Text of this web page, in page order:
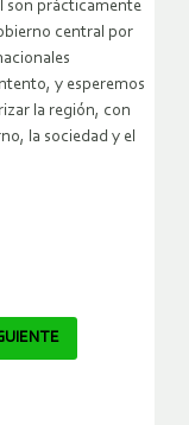
son prácticamente
central por
y esperemos
la región, con
la sociedad y el